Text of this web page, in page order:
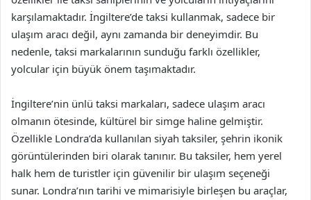
karşılamaktadır. İngiltere’de taksi kullanmak, sadece bir
ulaşım aracı değil, aynı zamanda bir deneyimdir. Bu
nedenle, taksi markalarının sunduğu farklı özellikler,
yolcular için büyük önem taşımaktadır.
İngiltere’nin ünlü taksi markaları, sadece ulaşım aracı
olmanın ötesinde, kültürel bir simge haline gelmiştir.
Özellikle Londra’da kullanılan siyah taksiler, şehrin ikonik
görüntülerinden biri olarak tanınır. Bu taksiler, hem yerel
halk hem de turistler için güvenilir bir ulaşım seçeneği
sunar. Londra’nın tarihi ve mimarisiyle birleşen bu araçlar,